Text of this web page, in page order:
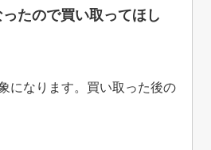
たので買い取ってほし
になります。買い取った後の